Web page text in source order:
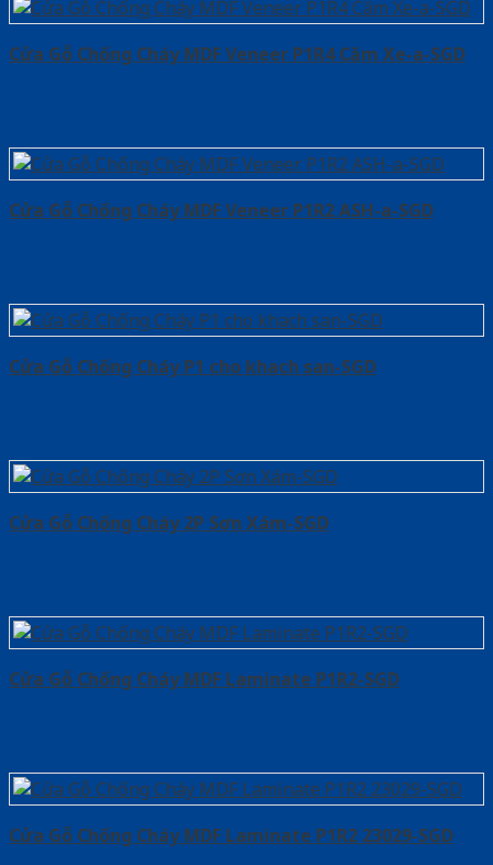
Cửa Gỗ Chống Cháy MDF Veneer P1R4 Căm Xe-a-SGD
Cửa Gỗ Chống Cháy MDF Veneer P1R2 ASH-a-SGD
Cửa Gỗ Chống Cháy P1 cho khach san-SGD
Cửa Gỗ Chống Cháy 2P Sơn Xám-SGD
Cửa Gỗ Chống Cháy MDF Laminate P1R2-SGD
Cửa Gỗ Chống Cháy MDF Laminate P1R2 23029-SGD